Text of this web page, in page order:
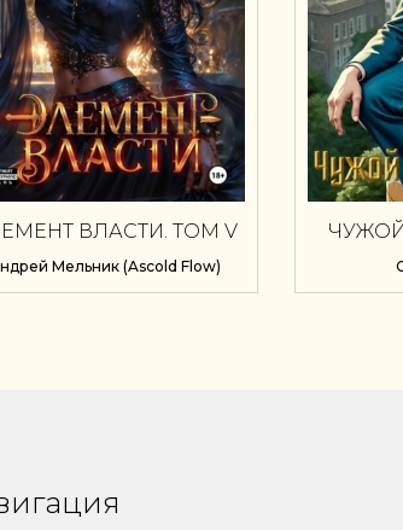
ВЛАСТИ. ТОМ V
Мельник (Ascold Flow)